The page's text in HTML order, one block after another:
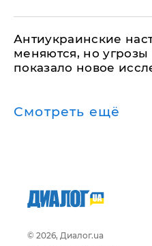
Антиукраинские
меняются, но угрозы
показало новое
Смотреть ещё
© 2026, Диалог.ua